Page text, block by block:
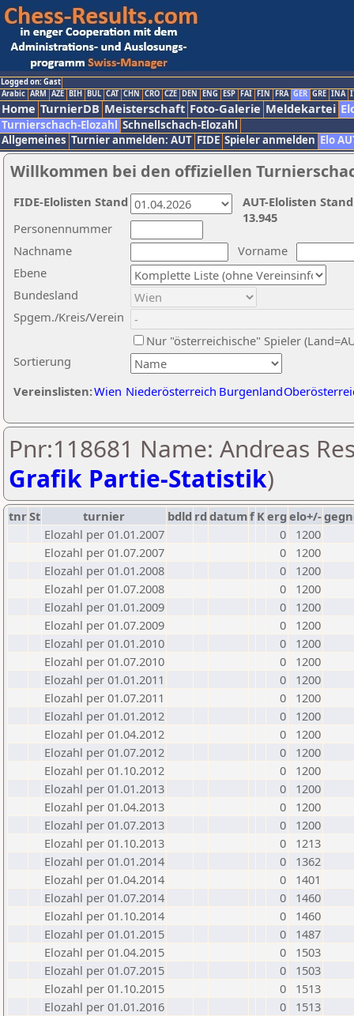
Logged on: Gast
Arabic ARM AZE BIH BUL CAT CHN CRO CZE DEN ENG ESP FAI FIN FRA GER GRE INA
Home TurnierDB Meisterschaft Foto-Galerie Meldekartei
Turnierschach-Elozahl Schnellschach-Elozahl
Allgemeines Turnier anmelden: AUT FIDE Spieler anmelden Elo
Willkommen bei den offiziellen
Nachname
Vorname
Ebene
Sortierung
Personennummer
Bundesland
Spgem./Kreis/Verein
Nur "österreichische" Spieler
Vereinslisten:Wien Niederösterreich Burgenland
AUT-Elolisten
13.945
FIDE-Elolisten Stand
Pnr:118681 Name: Andreas
Grafik Partie-Statistik)
tnrSt turnier bdld rd datumf Kerg elo+/-
Elozahl per 01.01.2007
0
1200
Elozahl per 01.07.2007
0
1200
Elozahl per 01.01.2008
0
1200
Elozahl per 01.07.2008
0
1200
Elozahl per 01.01.2009
0
1200
Elozahl per 01.07.2009
0
1200
Elozahl per 01.01.2010
0
1200
Elozahl per 01.07.2010
0
1200
Elozahl per 01.01.2011
0
1200
Elozahl per 01.07.2011
0
1200
Elozahl per 01.01.2012
0
1200
Elozahl per 01.04.2012
0
1200
Elozahl per 01.07.2012
0
1200
Elozahl per 01.10.2012
0
1200
Elozahl per 01.01.2013
0
1200
Elozahl per 01.04.2013
0
1200
Elozahl per 01.07.2013
0
1200
Elozahl per 01.10.2013
0
1213
Elozahl per 01.01.2014
0
1362
Elozahl per 01.04.2014
0
1401
Elozahl per 01.07.2014
0
1460
Elozahl per 01.10.2014
0
1460
Elozahl per 01.01.2015
0
1487
Elozahl per 01.04.2015
0
1503
Elozahl per 01.07.2015
0
1503
Elozahl per 01.10.2015
0
1513
Elozahl per 01.01.2016
0
1513